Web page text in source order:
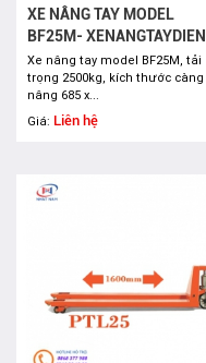
XE NÂNG TAY MODEL
BF25M- XENANGTAYDIEN
Xe nâng tay model BF25M, tải
trọng 2500kg, kích thước càng
nâng 685 x...
Giá: Liên hệ